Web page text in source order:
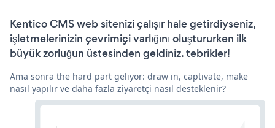
Kentico CMS web sitenizi çalışır hale getirdiyseniz,
işletmelerinizin çevrimiçi varlığını oluştururken ilk
büyük zorluğun üstesinden geldiniz. tebrikler!
Ama sonra the hard part geliyor: draw in, captivate, make
nasıl yapılır ve daha fazla ziyaretçi nasıl desteklenir?